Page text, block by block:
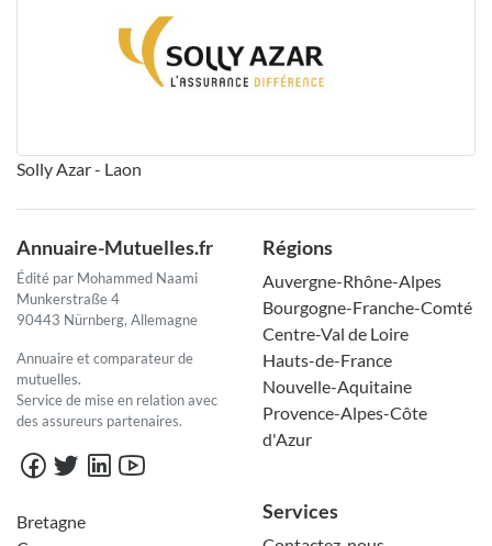
Solly Azar - Laon
Annuaire-Mutuelles.fr
Édité par Mohammed Naami
Munkerstraße 4
90443 Nürnberg, Allemagne
Annuaire et comparateur de
mutuelles.
Service de mise en relation avec
des assureurs partenaires.
Régions
Auvergne-Rhône-Alpes
Bourgogne-Franche-Comté
Centre-Val de Loire
Hauts-de-France
Nouvelle-Aquitaine
Provence-Alpes-Côte
d'Azur
Bretagne
Services